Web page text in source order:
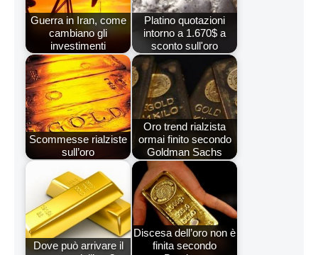
Guerra in Iran, come
cambiano gli
investimenti
Platino quotazioni
intorno a 1.670$ a
sconto sull'oro
Scommesse rialziste
sull’oro
Oro trend rialzista
ormai finito secondo
Goldman Sachs
Dove può arrivare il
Discesa dell’oro non è
finita secondo